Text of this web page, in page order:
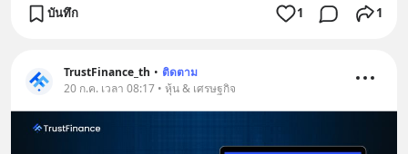
บันทึก 1 1
TrustFinance_th • ติดตาม
20 ก.ค. เวลา 08:17 • หุ้น & เศรษฐกิจ